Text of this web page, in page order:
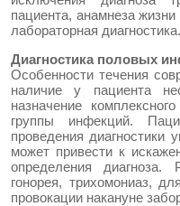
пациента, анамнеза
лабораторная диагностика.
Диагностика половых
Особенности течения
наличие у пациента
назначение
группы инфекций.
проведения диагностики
может привести к
определения диагноза.
гонорея, трихомониаз,
провокации накануне